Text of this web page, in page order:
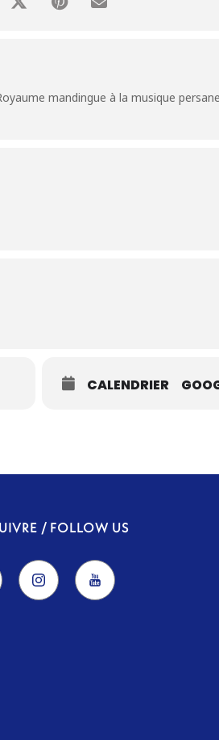
mandingue à la musique
CALENDRIER
/ FOLLOW US